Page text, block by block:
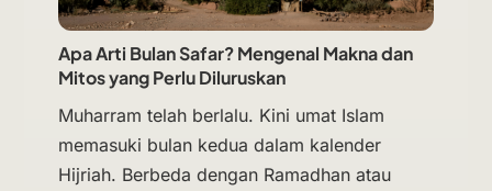
Apa Arti Bulan Safar? Mengenal Makna dan
Mitos yang Perlu Diluruskan
Muharram telah berlalu. Kini umat Islam
memasuki bulan kedua dalam kalender
Hijriah. Berbeda dengan Ramadhan atau